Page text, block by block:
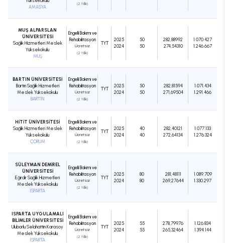
AMASYA
(2 Yıllık)
MUŞ ALPARSLAN
ÜNİVERSİTESİ
Sağlık Hizmetleri Meslek
Yüksekokulu
MUŞ
Engelli Bakımı ve
Rehabilitasyon
Ücretsiz
(2 Yıllık)
TYT
2025
2024
50
50
282,88992
274,54310
1.070.427
1.246.667
BARTIN ÜNİVERSİTESİ
Bartın Sağlık Hizmetleri
Meslek Yüksekokulu
BARTIN
Engelli Bakımı ve
Rehabilitasyon
Ücretsiz
(2 Yıllık)
TYT
2025
2024
50
50
282,81594
271,69504
1.071.434
1.291.466
HİTİT ÜNİVERSİTESİ
Sağlık Hizmetleri Meslek
Yüksekokulu
ÇORUM
Engelli Bakımı ve
Rehabilitasyon
Ücretsiz
(2 Yıllık)
TYT
2025
2024
40
40
282,40121
272,64134
1.077.133
1.276.324
SÜLEYMAN DEMİREL
ÜNİVERSİTESİ
Eğirdir Sağlık Hizmetleri
Meslek Yüksekokulu
ISPARTA
Engelli Bakımı ve
Rehabilitasyon
Ücretsiz
(2 Yıllık)
TYT
2025
2024
80
80
281,48111
269,27644
1.089.709
1.330.297
ISPARTA UYGULAMALI
BİLİMLER ÜNİVERSİTESİ
Uluborlu Selahattin Karasoy
Meslek Yüksekokulu
ISPARTA
Engelli Bakımı ve
Rehabilitasyon
Ücretsiz
(2 Yıllık)
TYT
2025
2024
55
55
278,79976
265,32464
1.126.834
1.394.144